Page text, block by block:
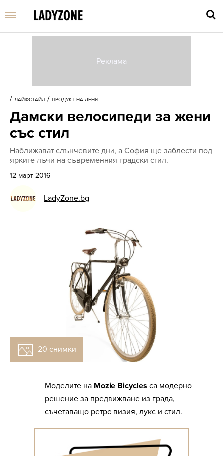
и
/ ЛАЙФСТАЙЛ / ПРОДУКТ НА ДЕНЯ
Дамски велосипеди за жени
със стил
Наближават слънчевите дни, а София ще заблести под
ярките лъчи на съвременния градски стил.
12 март 2016
LadyZone.bg
20 снимки
Моделите на Mozie Bicycles са модерно
решение за предвижване из града,
съчетаващо ретро визия, лукс и стил.